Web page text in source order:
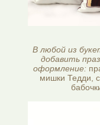
В любой из
добавить
оформление:
мишки Тедди,